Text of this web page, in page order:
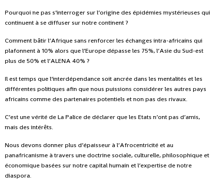
Pourquoi ne pas s’interroger sur l’origine des épidémies mystérieuses qui
continuent à se diffuser sur notre continent ?
Comment bâtir l’Afrique sans renforcer les échanges intra-africains qui
plafonnent à 10% alors que l’Europe dépasse les 75%, l’Asie du Sud-est
plus de 50% et l’ALENA 40% ?
Il est temps que l’interdépendance soit ancrée dans les mentalités et les
différentes politiques afin que nous puissions considérer les autres pays
africains comme des partenaires potentiels et non pas des rivaux.
C’est une vérité de La Palice de déclarer que les Etats n’ont pas d’amis,
mais des intérêts.
Nous devons donner plus d’épaisseur à l’Afrocentricité et au
panafricanisme à travers une doctrine sociale, culturelle, philosophique et
économique basées sur notre capital humain et l’expertise de notre
diaspora.